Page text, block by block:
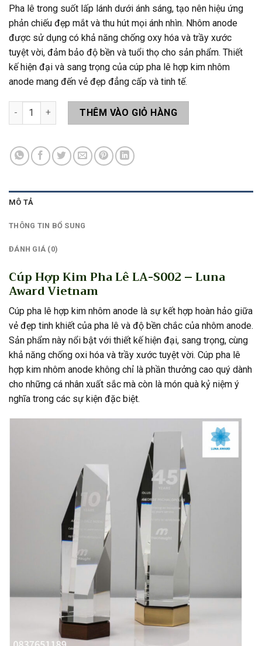
Pha lê trong suốt lấp lánh dưới ánh sáng, tạo nên hiệu ứng
phản chiếu đẹp mắt và thu hút mọi ánh nhìn. Nhôm anode
được sử dụng có khả năng chống oxy hóa và trầy xước
tuyệt vời, đảm bảo độ bền và tuổi thọ cho sản phẩm. Thiết
kế hiện đại và sang trọng của cúp pha lê hợp kim nhôm
anode mang đến vẻ đẹp đẳng cấp và tinh tế.
Cúp Hợp Kim Pha Lê LA-S002 số lượng
THÊM VÀO GIỎ HÀNG
MÔ TẢ
THÔNG TIN BỔ SUNG
ĐÁNH GIÁ (0)
Cúp Hợp Kim Pha Lê LA-S002 – Luna
Award Vietnam
Cúp pha lê hợp kim nhôm anode là sự kết hợp hoàn hảo giữa
vẻ đẹp tinh khiết của pha lê và độ bền chắc của nhôm anode.
Sản phẩm này nổi bật với thiết kế hiện đại, sang trọng, cùng
khả năng chống oxi hóa và trầy xước tuyệt vời. Cúp pha lê
hợp kim nhôm anode không chỉ là phần thưởng cao quý dành
cho những cá nhân xuất sắc mà còn là món quà kỷ niệm ý
nghĩa trong các sự kiện đặc biệt.